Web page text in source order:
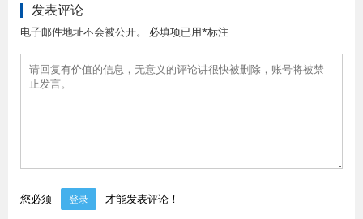
发表评论
电子邮件地址不会被公开。 必填项已用*标注
您必须 登录 才能发表评论！